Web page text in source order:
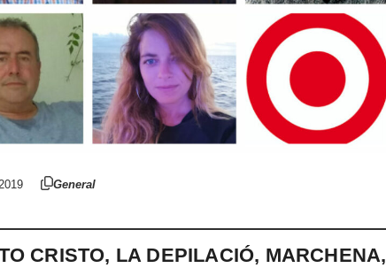
General
CRISTO, LA DEPILACIÓ, MARCHENA,